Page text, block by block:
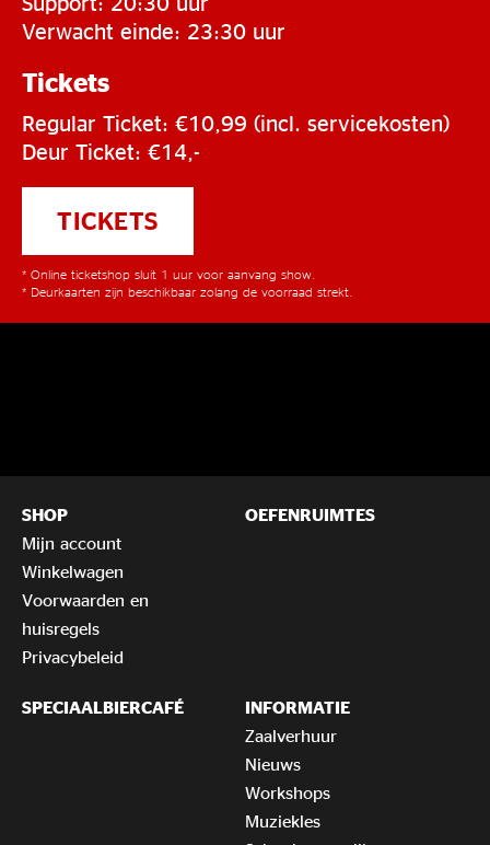
Verwacht einde: 23:30 uur
Tickets
Regular Ticket: €10,99 (incl. servicekosten)
Deur Ticket: €14,-
TICKETS
* Online ticketshop sluit 1 uur voor aanvang show.
* Deurkaarten zijn beschikbaar zolang de voorraad strekt.
SHOP
Mijn account
Winkelwagen
Voorwaarden en
huisregels
Privacybeleid
OEFENRUIMTES
SPECIAALBIERCAFÉ
INFORMATIE
Zaalverhuur
Nieuws
Workshops
Muziekles